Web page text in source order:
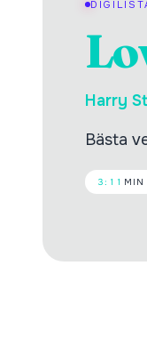
Harry
Bästa
3:11 MIN